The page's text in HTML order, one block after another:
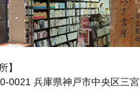
】
0021 兵庫県神戸市中央区三宮